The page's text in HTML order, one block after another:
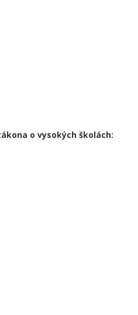
o vysokých školách: